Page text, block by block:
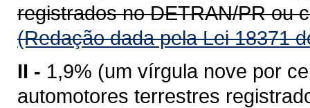
registrados no DETRAN/PR ou
(Redação dada pela Lei 18371
II - 1,9% (um vírgula nove por
automotores terrestres